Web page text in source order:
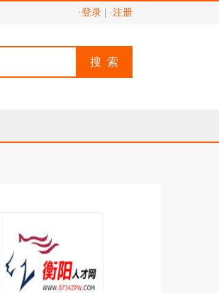
·登录 ·注册
搜 索